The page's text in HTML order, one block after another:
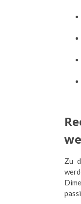
Zu